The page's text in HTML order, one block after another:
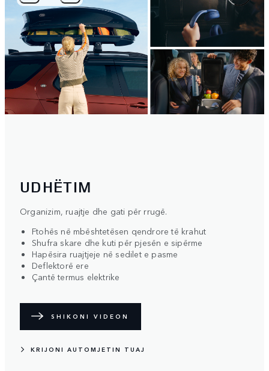
UDHËTIM
Organizim, ruajtje dhe gati për rrugë.
Ftohës në mbështetësen qendrore të krahut
Shufra skare dhe kuti për pjesën e sipërme
Hapësira ruajtjeje në sedilet e pasme
Deflektorë ere
Çantë termus elektrike
SHIKONI VIDEON
KRIJONI AUTOMJETIN TUAJ